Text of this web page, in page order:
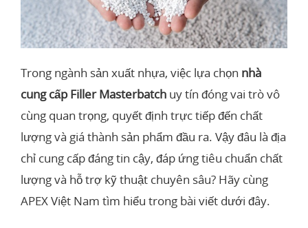
Trong ngành sản xuất nhựa, việc lựa chọn nhà
cung cấp Filler Masterbatch uy tín đóng vai trò vô
cùng quan trọng, quyết định trực tiếp đến chất
lượng và giá thành sản phẩm đầu ra. Vậy đâu là địa
chỉ cung cấp đáng tin cậy, đáp ứng tiêu chuẩn chất
lượng và hỗ trợ kỹ thuật chuyên sâu? Hãy cùng
APEX Việt Nam tìm hiểu trong bài viết dưới đây.